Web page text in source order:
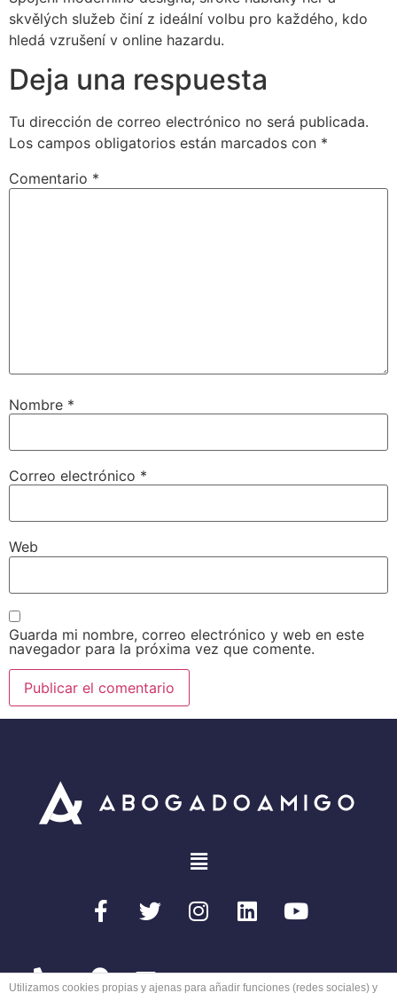
skvělých služeb činí z ideální volbu pro každého, kdo
hledá vzrušení v online hazardu.
Deja una respuesta
Tu dirección de correo electrónico no será publicada.
Los campos obligatorios están marcados con *
Comentario *
Nombre *
Correo electrónico *
Web
Guarda mi nombre, correo electrónico y web en este
navegador para la próxima vez que comente.
Utilizamos cookies propias y ajenas para añadir funciones (redes sociales) y